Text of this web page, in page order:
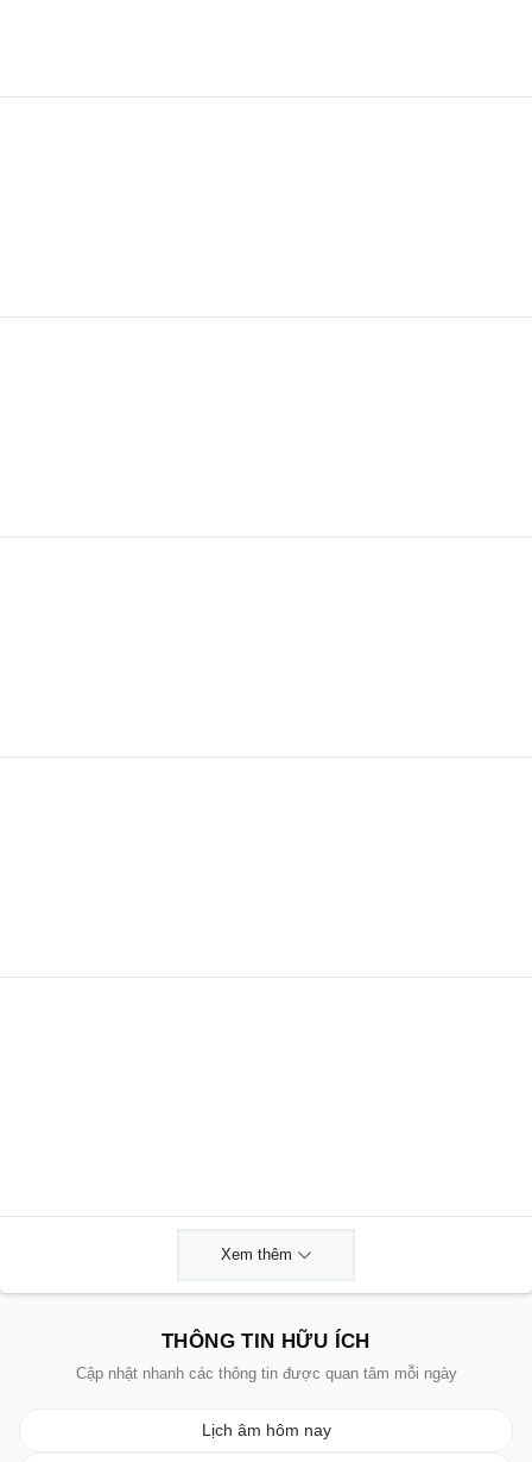
Xem thêm
THÔNG TIN HỮU ÍCH
Cập nhật nhanh các thông tin được quan tâm mỗi ngày
Lịch âm hôm nay